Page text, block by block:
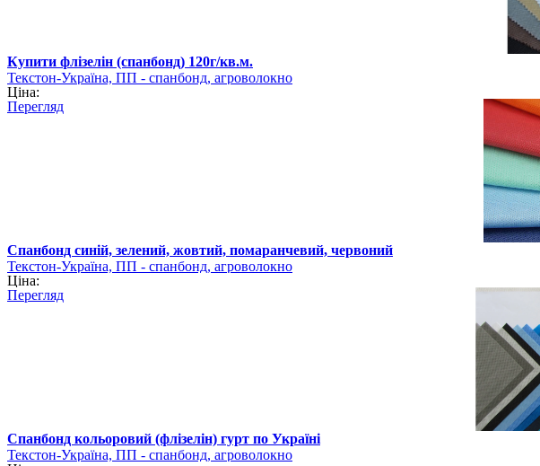
Купити флізелін (спанбонд) 120г/кв.м.
Текстон-Україна, ПП - спанбонд, агроволокно
Ціна:
Перегляд
Спанбонд синій, зелений, жовтий, помаранчевий, червоний
Текстон-Україна, ПП - спанбонд, агроволокно
Ціна:
Перегляд
Спанбонд кольоровий (флізелін) гурт по Україні
Текстон-Україна, ПП - спанбонд, агроволокно